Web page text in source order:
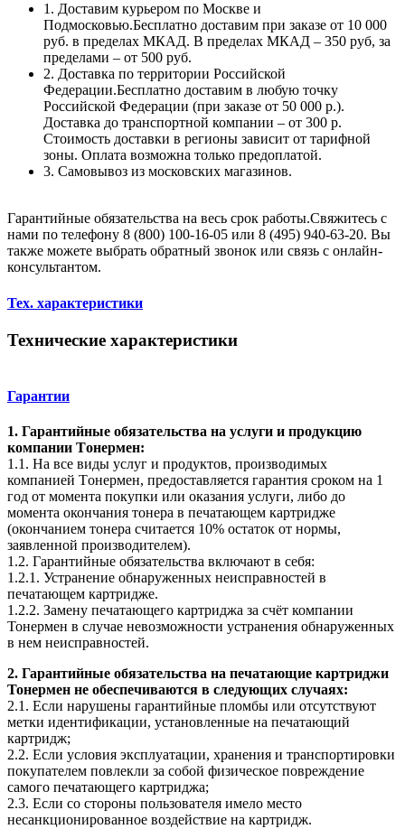
1. Доставим курьером по Москве и
Подмосковью.Бесплатно доставим при заказе от 10 000
руб. в пределах МКАД. В пределах МКАД – 350 руб, за
пределами – от 500 руб.
2. Доставка по территории Российской
Федерации.Бесплатно доставим в любую точку
Российской Федерации (при заказе от 50 000 р.).
Доставка до транспортной компании – от 300 р.
Стоимость доставки в регионы зависит от тарифной
зоны. Оплата возможна только предоплатой.
3. Самовывоз из московских магазинов.
Гарантийные обязательства на весь срок работы.Свяжитесь с
нами по телефону 8 (800) 100-16-05 или 8 (495) 940-63-20. Вы
также можете выбрать обратный звонок или связь с онлайн-
консультантом.
Тех. характеристики
Технические характеристики
Гарантии
1. Гарантийные обязательства на услуги и продукцию
компании Tонермен:
1.1. На все виды услуг и продуктов, производимых
компанией Tонермен, предоставляется гарантия сроком на 1
год от момента покупки или оказания услуги, либо до
момента окончания тонера в печатающем картридже
(окончанием тонера считается 10% остаток от нормы,
заявленной производителем).
1.2. Гарантийные обязательства включают в себя:
1.2.1. Устранение обнаруженных неисправностей в
печатающем картридже.
1.2.2. Замену печатающего картриджа за счёт компании
Тонермен в случае невозможности устранения обнаруженных
в нем неисправностей.
2. Гарантийные обязательства на печатающие картриджи
Тонермен не обеспечиваются в следующих случаях:
2.1. Если нарушены гарантийные пломбы или отсутствуют
метки идентификации, установленные на печатающий
картридж;
2.2. Если условия эксплуатации, хранения и транспортировки
покупателем повлекли за собой физическое повреждение
самого печатающего картриджа;
2.3. Если со стороны пользователя имело место
несанкционированное воздействие на картридж.